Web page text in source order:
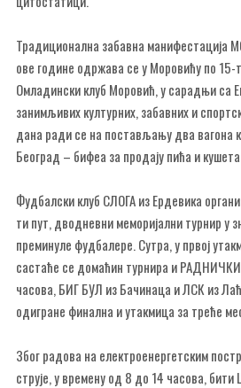
Традиционална забавна
ове године одржава се у Моровићу по 15-
Омладински клуб Моровић, у сарадњи са
занимљивих културних, забавних и
дана ради се на постављању два вагона
Београд – бифеа за продају пића и
Фудбалски клуб СЛОГА из Ердевика
ти пут, дводневни меморијални турнир у
преминуле фудбалере. Сутра, у првој
састаће се домаћин турнира и РАДНИЧКИ
часова, БИГ БУЛ из Бачинаца и ЛСК из
одигране финална и утакмица за треће
Због радова на електроенергетским
струје, у времену од 8 до 14 часова,